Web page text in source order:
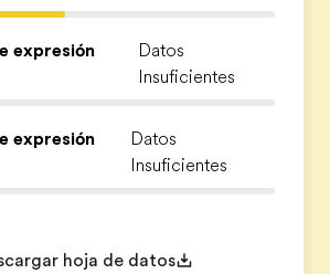
expresión
Datos
Insuficientes
expresión
Datos
Insuficientes
hoja de datos